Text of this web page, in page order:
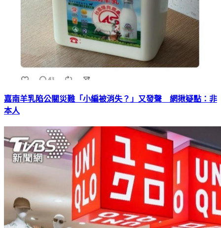
嘉南羊乳陷公關災難「小編被消失？」又發聲 網揪疑點：非
本人